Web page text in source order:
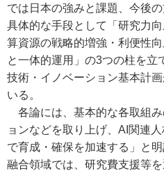
では日本の強みと課題、今後
具体的な手段として「研究力
算資源の戦略的増強・利便性
と一体的運用」の3つの柱を立
技術・イノベーション基本計
いる。
各論には、基本的な各取組
ョンなどを取り上げ、AI関連
で育成・確保を加速する」と
融合領域では、研究費支援等